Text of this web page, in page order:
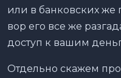
или в банковских же
вор его все же
доступ к вашим
Отдельно скажем